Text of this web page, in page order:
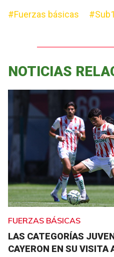
#Fuerzas básicas
NOTICIAS
FUERZAS BÁSICAS
LAS CATEGORÍAS
CAYERON EN SU VISITA